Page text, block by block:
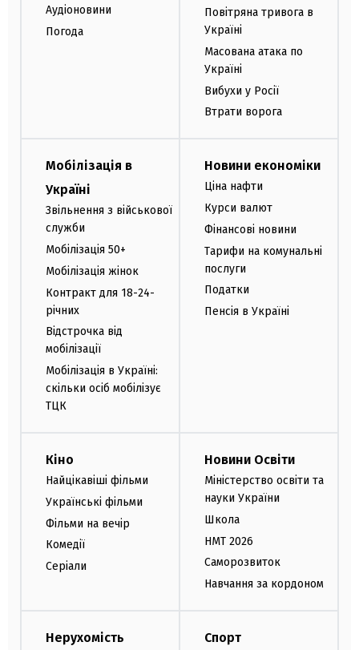
Аудіоновини
Погода
Повітряна тривога в
Україні
Масована атака по
Україні
Вибухи у Росії
Втрати ворога
Мобілізація в
Україні
Звільнення з військової
служби
Мобілізація 50+
Мобілізація жінок
Контракт для 18-24-
річних
Відстрочка від
мобілізації
Мобілізація в Україні:
скільки осіб мобілізує
ТЦК
Новини економіки
Ціна нафти
Курси валют
Фінансові новини
Тарифи на комунальні
послуги
Податки
Пенсія в Україні
Кіно
Найцікавіші фільми
Українські фільми
Фільми на вечір
Комедії
Серіали
Новини Освіти
Міністерство освіти та
науки України
Школа
НМТ 2026
Саморозвиток
Навчання за кордоном
Нерухомість Спорт